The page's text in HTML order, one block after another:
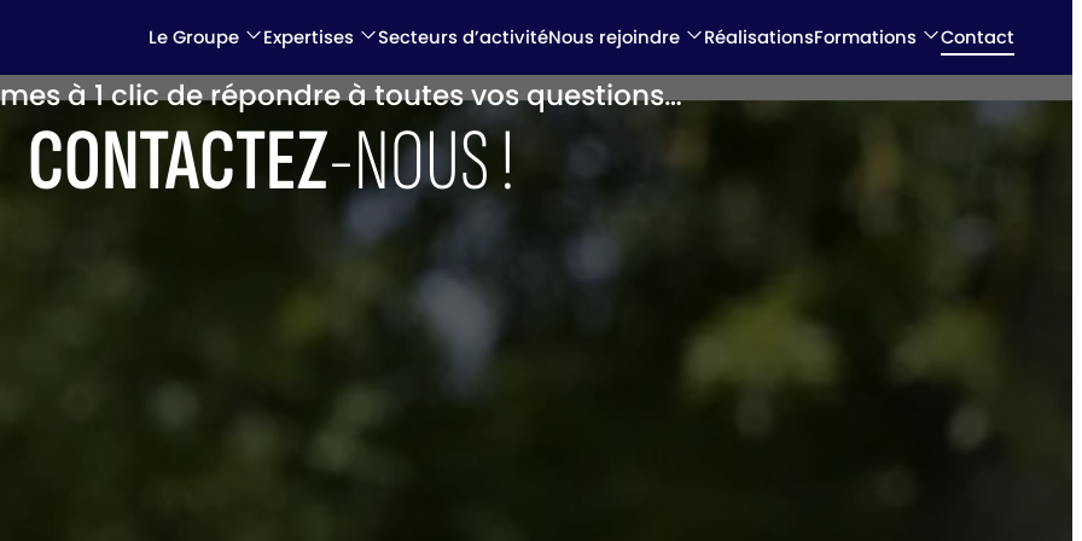
Le Groupe Expertises Secteurs d’activitéNous rejoindre RéalisationsFormations Contact
à 1 clic de répondre à toutes vos questions…
CONTACTEZ-NOUS !